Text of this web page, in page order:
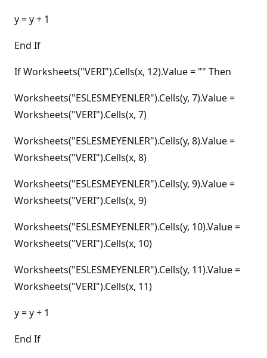
y = y + 1
End If
If Worksheets("VERI").Cells(x, 12).Value = "" Then
Worksheets("ESLESMEYENLER").Cells(y, 7).Value =
Worksheets("VERI").Cells(x, 7)
Worksheets("ESLESMEYENLER").Cells(y, 8).Value =
Worksheets("VERI").Cells(x, 8)
Worksheets("ESLESMEYENLER").Cells(y, 9).Value =
Worksheets("VERI").Cells(x, 9)
Worksheets("ESLESMEYENLER").Cells(y, 10).Value =
Worksheets("VERI").Cells(x, 10)
Worksheets("ESLESMEYENLER").Cells(y, 11).Value =
Worksheets("VERI").Cells(x, 11)
y = y + 1
End If